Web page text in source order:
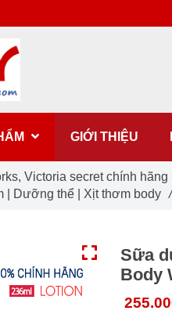
Sữa
Body
Victoria secret chính hãng
| Dưỡng thể | Xịt thơm body /
GIỚI THIỆU